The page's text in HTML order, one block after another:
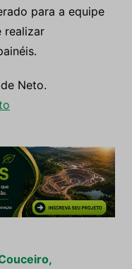
para a equipe
realizar
Neto.